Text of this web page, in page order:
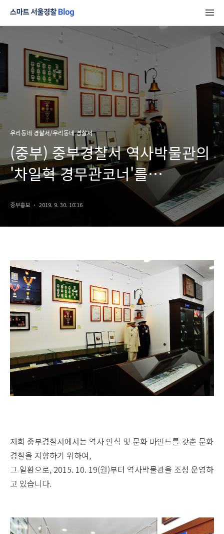
우리동네 경찰서/우리동네 경찰서
(중부) 중부경찰서 역사박물관의
'차일혁 경무관코너'를
중부홍보 2019. 9. 30. 10:16
저희 중부경찰서에서는 역사 인식 및 문화 마인드를 갖춘 문화
경찰을 지향하기 위하여,
그 일환으로, 2015. 10. 19(월)부터 역사박물관을 조성 운영하
고 있습니다.